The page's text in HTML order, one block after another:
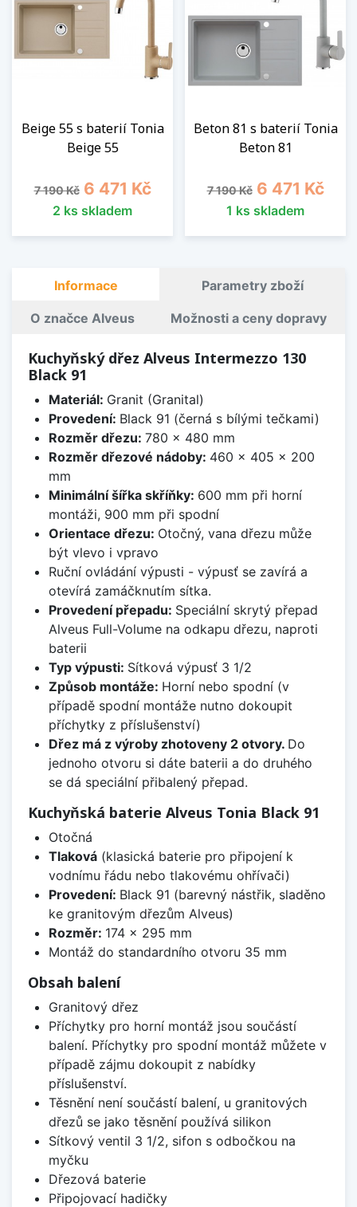
Beige 55 s baterií Tonia
Beige 55
Běžná cena
7 190 Kč Cena
6 471 Kč
2 ks skladem
Beton 81 s baterií Tonia
Beton 81
Běžná cena
7 190 Kč Cena
6 471 Kč
1 ks skladem
Informace Parametry zboží
O značce Alveus Možnosti a ceny dopravy
Kuchyňský dřez Alveus Intermezzo 130
Black 91
Materiál: Granit (Granital)
Provedení: Black 91 (černá s bílými tečkami)
Rozměr dřezu: 780 x 480 mm
Rozměr dřezové nádoby: 460 x 405 x 200
mm
Minimální šířka skříňky: 600 mm při horní
montáži, 900 mm při spodní
Orientace dřezu: Otočný, vana dřezu může
být vlevo i vpravo
Ruční ovládání výpusti - výpusť se zavírá a
otevírá zamáčknutím sítka.
Provedení přepadu: Speciální skrytý přepad
Alveus Full-Volume na odkapu dřezu, naproti
baterii
Typ výpusti: Sítková výpusť 3 1/2
Způsob montáže: Horní nebo spodní (v
případě spodní montáže nutno dokoupit
příchytky z příslušenství)
Dřez má z výroby zhotoveny 2 otvory. Do
jednoho otvoru si dáte baterii a do druhého
se dá speciální přibalený přepad.
Kuchyňská baterie Alveus Tonia Black 91
Otočná
Tlaková(klasická baterie pro připojení k
vodnímu řádu nebo tlakovému ohřívači)
Provedení: Black 91 (barevný nástřik, sladěno
ke granitovým dřezům Alveus)
Rozměr: 174 x 295 mm
Montáž do standardního otvoru 35 mm
Obsah balení
Granitový dřez
Příchytky pro horní montáž jsou součástí
balení. Příchytky pro spodní montáž můžete v
případě zájmu dokoupit z nabídky
příslušenství.
Těsnění není součástí balení, u granitových
dřezů se jako těsnění používá silikon
Sítkový ventil 3 1/2, sifon s odbočkou na
myčku
Dřezová baterie
Připojovací hadičky